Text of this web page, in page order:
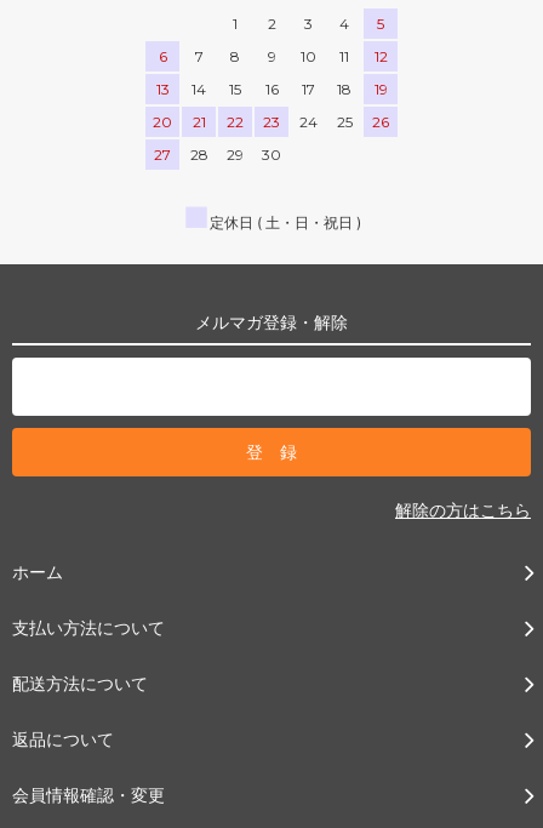
1
2 3 4
5
6
7 8 9 10 11
12
13
14 15 16 17 18
19
20
21 22 23 24 25
26
27
28 29 30
■ 定休日 ( 土・日・祝日 )
メルマガ登録・解除
解除の方はこちら
ホーム
支払い方法について
配送方法について
返品について
会員情報確認・変更